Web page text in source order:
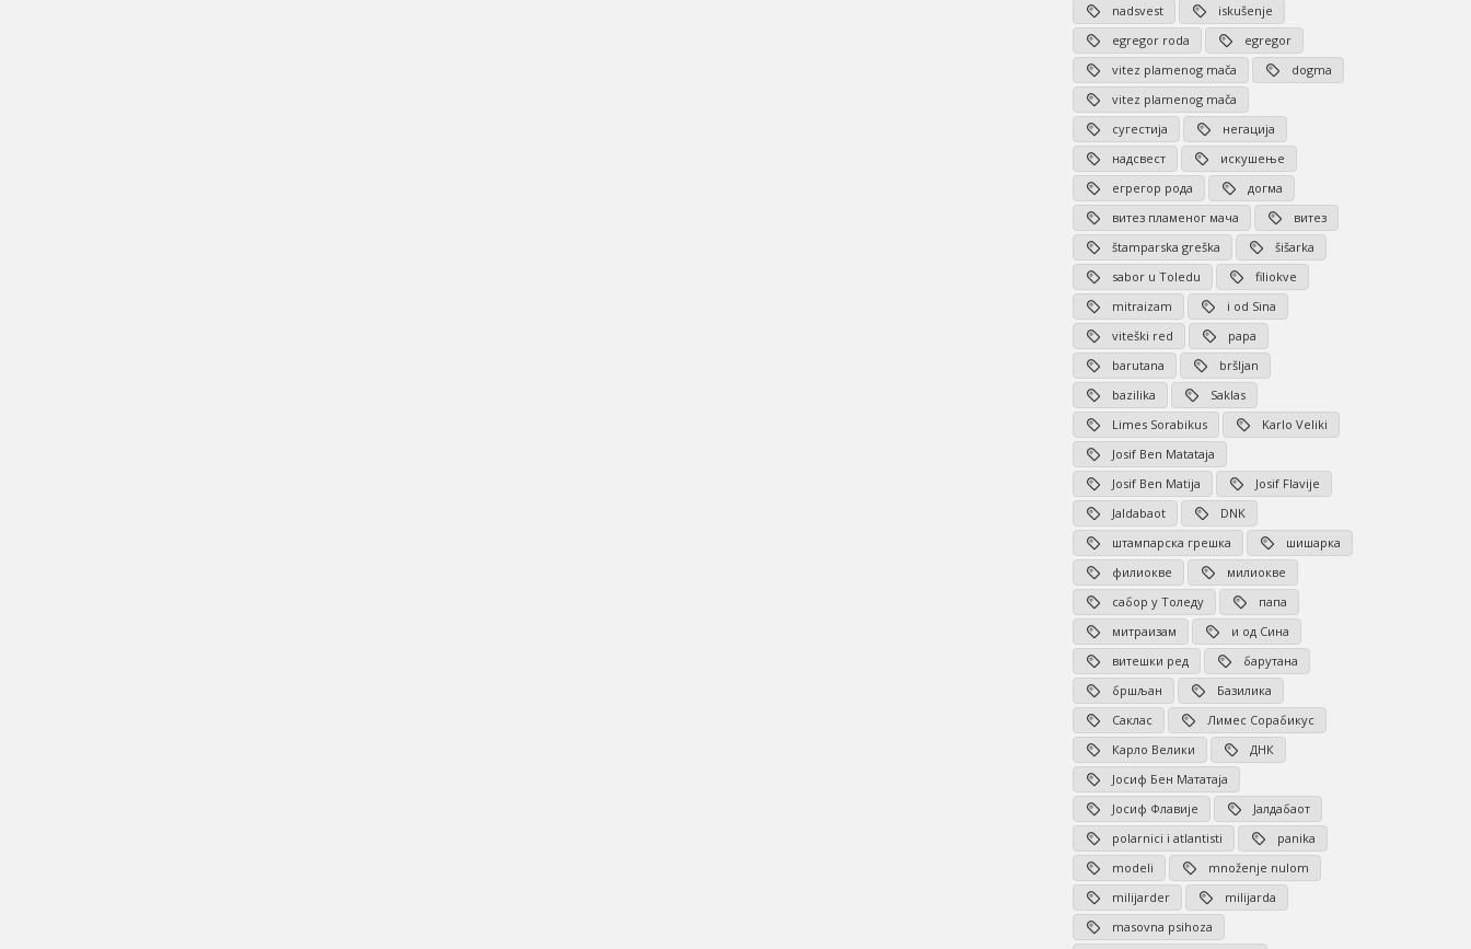
nadsvest
iskušenje
egregor roda
egregor
vitez plamenog mača
dogma
vitez plamenog mača
сугестија
негација
надсвест
искушење
егрегор рода
догма
витез пламеног мача
витез
štamparska greška
šišarka
sabor u Toledu
filiokve
mitraizam
i od Sina
viteški red
papa
barutana
bršljan
bazilika
Saklas
Limes Sorabikus
Karlo Veliki
Josif Ben Matataja
Josif Ben Matija
Josif Flavije
Jaldabaot
DNK
штампарска грешка
шишарка
филиокве
милиокве
сабор у Толеду
папа
митраизам
и од Сина
витешки ред
барутана
бршљан
Базилика
Саклас
Лимес Сорабикус
Карло Велики
ДНК
Јосиф Бен Мататаја
Јосиф Флавије
Јалдабаот
polarnici i atlantisti
panika
modeli
množenje nulom
milijarder
milijarda
masovna psihoza